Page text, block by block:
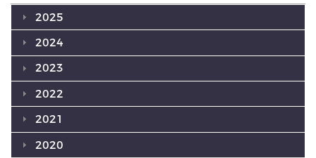
2025
2024
2023
2022
2021
2020